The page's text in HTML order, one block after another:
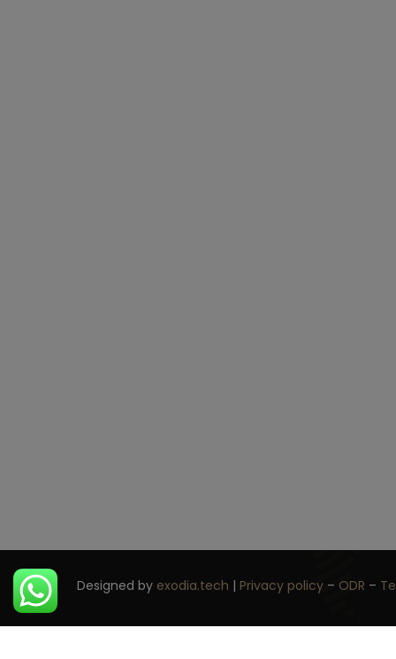
Designed by exodia.tech | Privacy policy – ODR –